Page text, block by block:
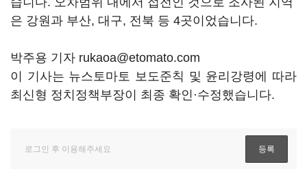
은 강원과 부산, 대구, 전북 등 4곳이었습니다.
박주용 기자 rukaoa@etomato.com
이 기사는 뉴스토마토 보도준칙 및 윤리강령에 따라
최신형 정치정책부장이 최종 확인·수정했습니다.